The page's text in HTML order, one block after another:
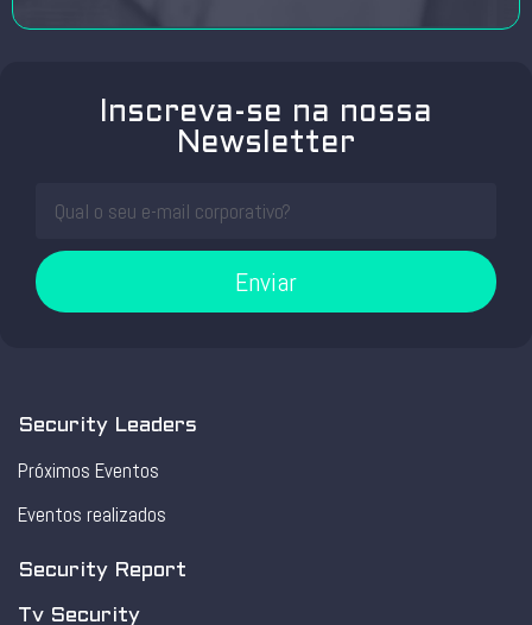
Inscreva-se na nossa
Newsletter
Enviar
Security Leaders
Próximos Eventos
Eventos realizados
Security Report
Tv Security